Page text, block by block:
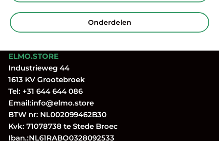
Onderdelen
ELMO.STORE
Industrieweg 44
1613 KV Grootebroek
Tel: +31 644 644 086
Email:info@elmo.store
BTW nr: NL002099462B30
Kvk: 71078738 te Stede Broec
Iban.:NL61RABO0328092533